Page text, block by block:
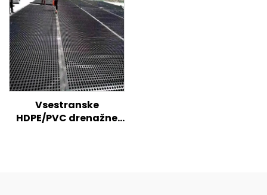
Vsestranske
HDPE/PVC drenažne